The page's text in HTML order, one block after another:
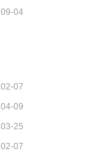
09-04
02-07
04-09
03-25
02-07